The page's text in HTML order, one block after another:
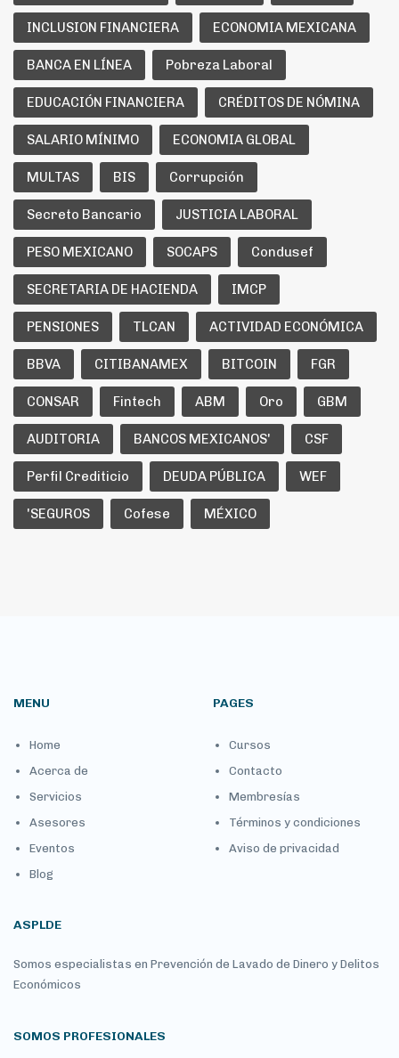
INCLUSION FINANCIERA ECONOMIA MEXICANA
BANCA EN LÍNEA Pobreza Laboral
EDUCACIÓN FINANCIERA CRÉDITOS DE NÓMINA
SALARIO MÍNIMO ECONOMIA GLOBAL
MULTAS BIS Corrupción
Secreto Bancario JUSTICIA LABORAL
PESO MEXICANO SOCAPS Condusef
SECRETARIA DE HACIENDA IMCP
PENSIONES TLCAN ACTIVIDAD ECONÓMICA
BBVA CITIBANAMEX BITCOIN FGR
CONSAR Fintech ABM Oro GBM
AUDITORIA BANCOS MEXICANOS' CSF
Perfil Crediticio DEUDA PÚBLICA WEF
'SEGUROS Cofese MÉXICO
MENU
Home
Acerca de
Servicios
Asesores
Eventos
Blog
PAGES
Cursos
Contacto
Membresías
Términos y condiciones
Aviso de privacidad
ASPLDE
Somos especialistas en Prevención de Lavado de Dinero y Delitos
Económicos
SOMOS PROFESIONALES